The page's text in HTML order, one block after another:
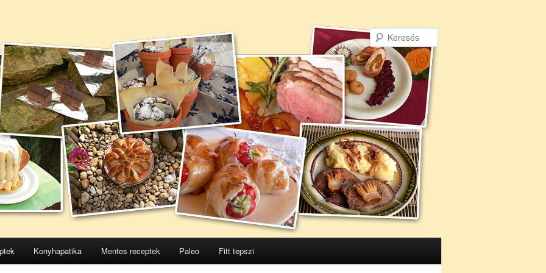
Konyhapatika Mentes receptek Paleo Fitt tepszi